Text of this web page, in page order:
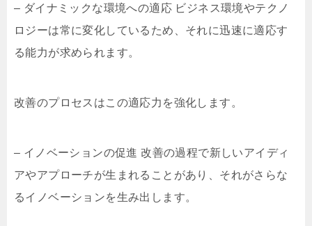
– ダイナミックな環境への適応 ビジネス環境やテクノ
ロジーは常に変化しているため、それに迅速に適応す
る能力が求められます。
改善のプロセスはこの適応力を強化します。
– イノベーションの促進 改善の過程で新しいアイディ
アやアプローチが生まれることがあり、それがさらな
るイノベーションを生み出します。